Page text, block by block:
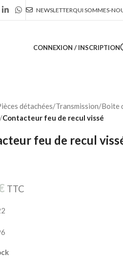
NEWSLETTERQUI SOMMES-
CONNEXION / INSCRIPTION
détachées/Transmission/Boite
Contacteur feu de recul vissé
feu de recul
TTC